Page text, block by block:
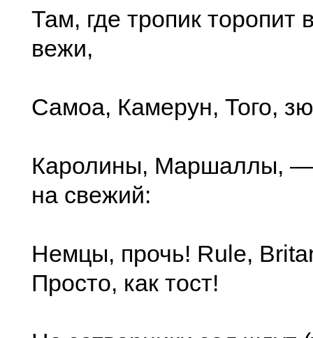
Там, где тропик торопит
вежи,
Самоа, Камерун, Того,
Каролины, Маршаллы, —
на свежий:
Немцы, прочь! Rule,
Просто, как тост!